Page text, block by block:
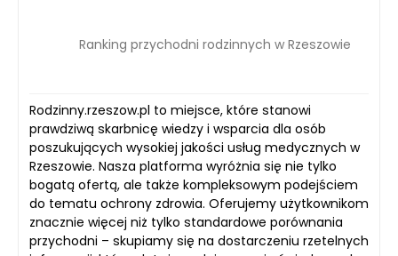
Ranking przychodni rodzinnych w Rzeszowie
Rodzinny.rzeszow.pl to miejsce, które stanowi
prawdziwą skarbnicę wiedzy i wsparcia dla osób
poszukujących wysokiej jakości usług medycznych w
Rzeszowie. Nasza platforma wyróżnia się nie tylko
bogatą ofertą, ale także kompleksowym podejściem
do tematu ochrony zdrowia. Oferujemy użytkownikom
znacznie więcej niż tylko standardowe porównania
przychodni – skupiamy się na dostarczeniu rzetelnych